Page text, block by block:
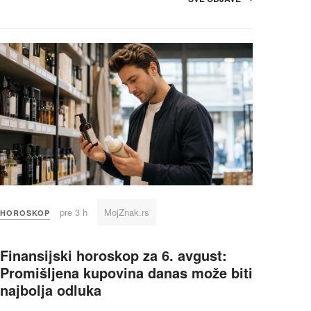
HOROSKOP pre 3 h MojZnak.rs
Finansijski horoskop za 6. avgust:
Promišljena kupovina danas može biti
najbolja odluka